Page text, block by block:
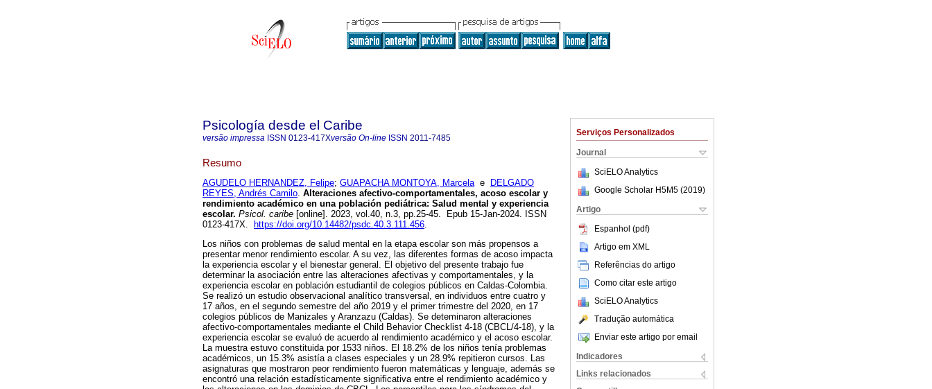
Serviços Personalizados
Journal
SciELO Analytics
Google Scholar H5M5 (2019)
Artigo
Espanhol (pdf)
Artigo em XML
Referências do artigo
Como citar este artigo
SciELO Analytics
Tradução automática
Enviar este artigo por email
Indicadores
Links relacionados
Psicología desde el Caribe
versão impressa ISSN 0123-417Xversão On-line ISSN 2011-7485
Resumo
AGUDELO HERNANDEZ, Felipe; GUAPACHA MONTOYA, Marcelae
DELGADO
REYES, Andrés Camilo. Alteraciones afectivo-comportamentales, acoso escolar y
rendimiento académico en una población pediátrica: Salud mental y experiencia
escolar. Psicol. caribe [online]. 2023, vol.40, n.3, pp.25-45. Epub 15-Jan-2024. ISSN
0123-417X.
https://doi.org/10.14482/psdc.40.3.111.456.
Los niños con problemas de salud mental en la etapa escolar son más propensos a
presentar menor rendimiento escolar. A su vez, las diferentes formas de acoso impacta
la experiencia escolar y el bienestar general. El objetivo del presente trabajo fue
determinar la asociación entre las alteraciones afectivas y comportamentales, y la
experiencia escolar en población estudiantil de colegios públicos en Caldas-Colombia.
Se realizó un estudio observacional analítico transversal, en individuos entre cuatro y
17 años, en el segundo semestre del año 2019 y el primer trimestre del 2020, en 17
colegios públicos de Manizales y Aranzazu (Caldas). Se deteminaron alteraciones
afectivo-comportamentales mediante el Child Behavior Checklist 4-18 (CBCL/4-18), y la
experiencia escolar se evaluó de acuerdo al rendimiento académico y el acoso escolar.
La muestra estuvo constituida por 1533 niños. El 18.2% de los niños tenía problemas
académicos, un 15.3% asistía a clases especiales y un 28.9% repitieron cursos. Las
asignaturas que mostraron peor rendimiento fueron matemáticas y lenguaje, además se
encontró una relación estadísticamente significativa entre el rendimiento académico y